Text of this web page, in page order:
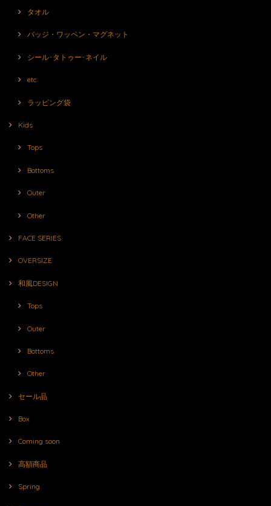
タオル
バッジ・ワッペン・マグネット
シール･タトゥー･ネイル
etc.
ラッピング袋
Kids
Tops
Bottoms
Outer
Other
FACE SERIES
OVERSIZE
和風DESIGN
Tops
Outer
Bottoms
Other
セール品
Box
Coming soon
高額商品
Spring